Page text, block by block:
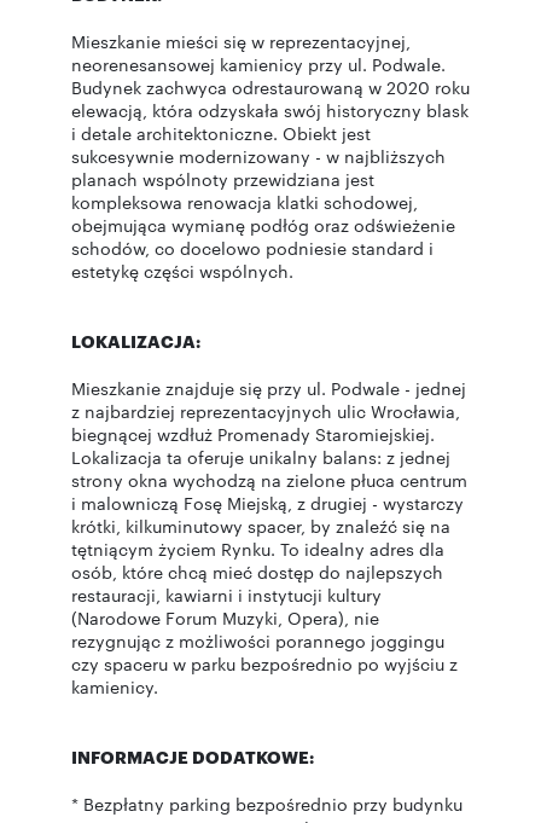
Mieszkanie mieści się w reprezentacyjnej,
neorenesansowej kamienicy przy ul. Podwale.
Budynek zachwyca odrestaurowaną w 2020 roku
elewacją, która odzyskała swój historyczny blask
i detale architektoniczne. Obiekt jest
sukcesywnie modernizowany - w najbliższych
planach wspólnoty przewidziana jest
kompleksowa renowacja klatki schodowej,
obejmująca wymianę podłóg oraz odświeżenie
schodów, co docelowo podniesie standard i
estetykę części wspólnych.
LOKALIZACJA:
Mieszkanie znajduje się przy ul. Podwale - jednej
z najbardziej reprezentacyjnych ulic Wrocławia,
biegnącej wzdłuż Promenady Staromiejskiej.
Lokalizacja ta oferuje unikalny balans: z jednej
strony okna wychodzą na zielone płuca centrum
i malowniczą Fosę Miejską, z drugiej - wystarczy
krótki, kilkuminutowy spacer, by znaleźć się na
tętniącym życiem Rynku. To idealny adres dla
osób, które chcą mieć dostęp do najlepszych
restauracji, kawiarni i instytucji kultury
(Narodowe Forum Muzyki, Opera), nie
rezygnując z możliwości porannego joggingu
czy spaceru w parku bezpośrednio po wyjściu z
kamienicy.
INFORMACJE DODATKOWE:
* Bezpłatny parking bezpośrednio przy budynku